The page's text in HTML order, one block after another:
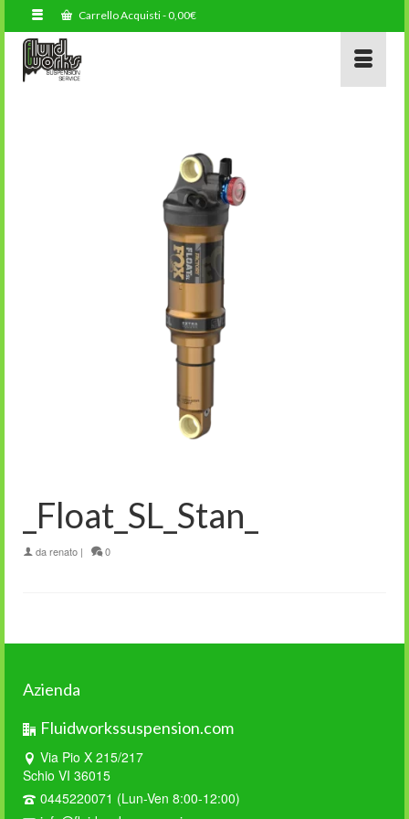
Carrello Acquisti-0,00€
_Float_SL_Stan_
darenato | 0
Azienda
Fluidworkssuspension.com
Via Pio X 215/217
Schio VI 36015
0445220071 (Lun-Ven 8:00-12:00)